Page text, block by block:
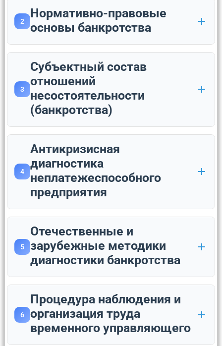
2
Нормативно-правовые
основы банкротства
3
Субъектный состав
отношений
несостоятельности
(банкротства)
4
Антикризисная
диагностика
неплатежеспособного
предприятия
5
Отечественные и
зарубежные методики
диагностики банкротства
6
Процедура наблюдения и
организация труда
временного управляющего